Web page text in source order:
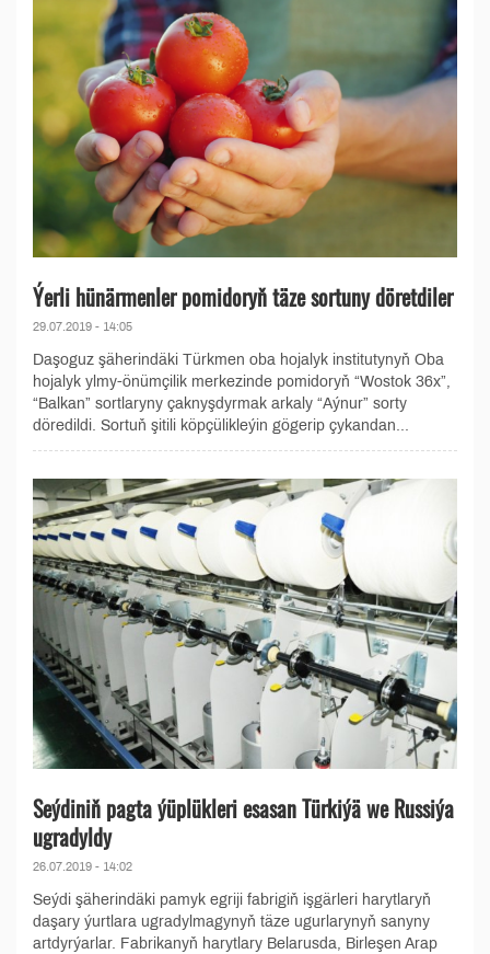
Ýerli hünärmenler pomidoryň täze sortuny döretdiler
29.07.2019 - 14:05
Daşoguz şäherindäki Türkmen oba hojalyk institutynyň Oba
hojalyk ylmy-önümçilik merkezinde pomidoryň “Wostok 36x”,
“Balkan” sortlaryny çaknyşdyrmak arkaly “Aýnur” sorty
döredildi. Sortuň şitili köpçülikleýin gögerip çykandan...
Seýdiniň pagta ýüplükleri esasan Türkiýä we Russiýa
ugradyldy
26.07.2019 - 14:02
Seýdi şäherindäki pamyk egriji fabrigiň işgärleri harytlaryň
daşary ýurtlara ugradylmagynyň täze ugurlarynyň sanyny
artdyrýarlar. Fabrikanyň harytlary Belarusda, Birleşen Arap